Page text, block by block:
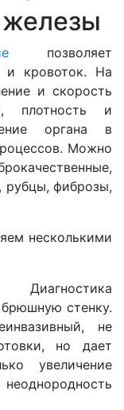
железы
позволяет
и кровоток. На
и скорость
плотность и
органа в
Можно
рубцы, фиброзы,
несколькими
стенку.
не
но дает
увеличение